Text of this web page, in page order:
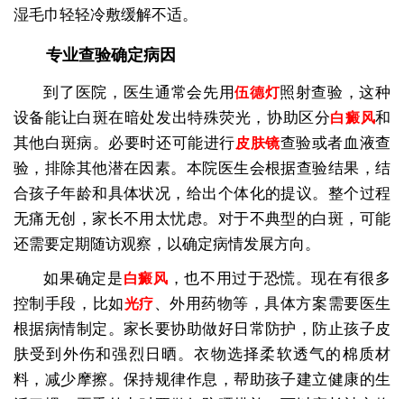
湿毛巾轻轻冷敷缓解不适。
专业查验确定病因
到了医院，医生通常会先用伍德灯照射查验，这种
设备能让白斑在暗处发出特殊荧光，协助区分白癜风和
其他白斑病。必要时还可能进行皮肤镜查验或者血液查
验，排除其他潜在因素。本院医生会根据查验结果，结
合孩子年龄和具体状况，给出个体化的提议。整个过程
无痛无创，家长不用太忧虑。对于不典型的白斑，可能
还需要定期随访观察，以确定病情发展方向。
如果确定是白癜风 ，也不用过于恐慌。现在有很多
控制手段，比如光疗、外用药物等，具体方案需要医生
根据病情制定。家长要协助做好日常防护，防止孩子皮
肤受到外伤和强烈日晒。衣物选择柔软透气的棉质材
料，减少摩擦。保持规律作息，帮助孩子建立健康的生